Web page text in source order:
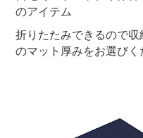
のアイテム
折りたたみできるので
のマット厚みをお選びく